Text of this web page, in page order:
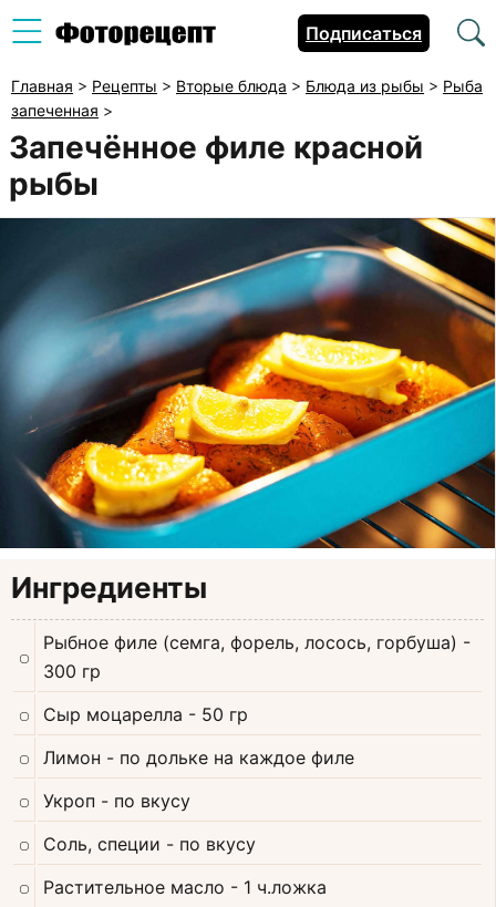
Подписаться
Главная > Рецепты > Вторые блюда > Блюда из рыбы > Рыба
запеченная >
Запечённое филе красной
рыбы
Ингредиенты
Рыбное филе (семга, форель, лосось, горбуша) -
300 гр
Сыр моцарелла - 50 гр
Лимон - по дольке на каждое филе
Укроп - по вкусу
Соль, специи - по вкусу
Растительное масло - 1 ч.ложка